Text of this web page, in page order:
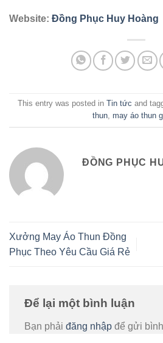
Website: Đồng Phục Huy Hoàng
This entry was posted in Tin tức and
thun, may áo thun
ĐỒNG PHỤC
Xưởng May Áo Thun Đồng
Phục Theo Yêu Cầu Giá Rẻ
Để lại một bình luận
Bạn phải đăng nhập để gửi